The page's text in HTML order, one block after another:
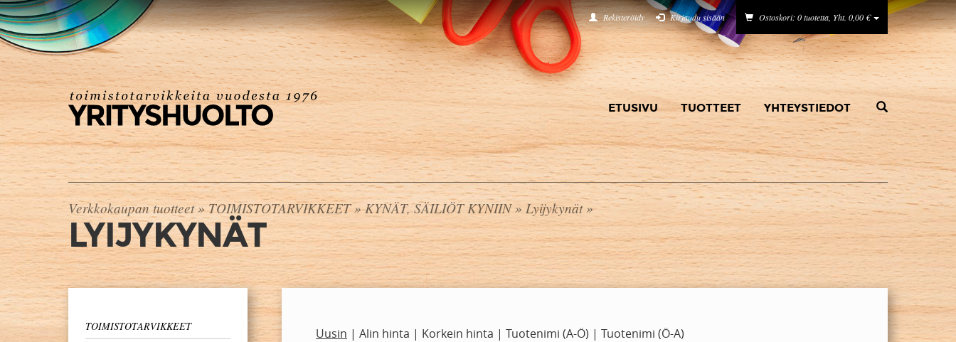
Rekisteröidy Kirjaudu sisään Ostoskori: 0 tuotetta, Yht. 0,00 €
ETUSIVU TUOTTEET YHTEYSTIEDOT
Verkkokaupan tuotteet»TOIMISTOTARVIKKEET»KYNÄT, SÄILIÖT KYNIIN» Lyijykynät»
LYIJYKYNÄT
TOIMISTOTARVIKKEET Uusin | Alin hinta | Korkein hinta | Tuotenimi (A-Ö) | Tuotenimi (Ö-A)